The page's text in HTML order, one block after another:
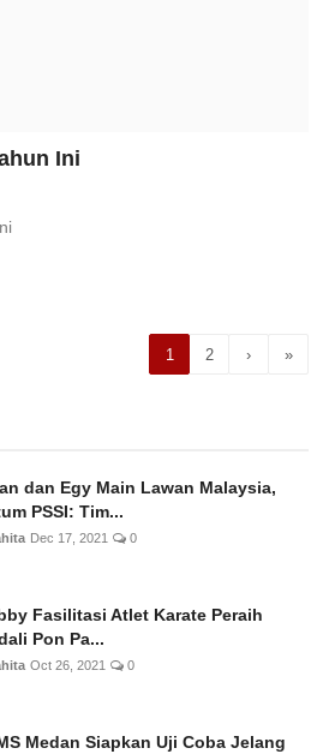
Ini
1 2 › »
dan Egy Main Lawan Malaysia,
PSSI: Tim...
Dec 17, 2021 0
Fasilitasi Atlet Karate Peraih
Pon Pa...
Oct 26, 2021 0
Medan Siapkan Uji Coba Jelang